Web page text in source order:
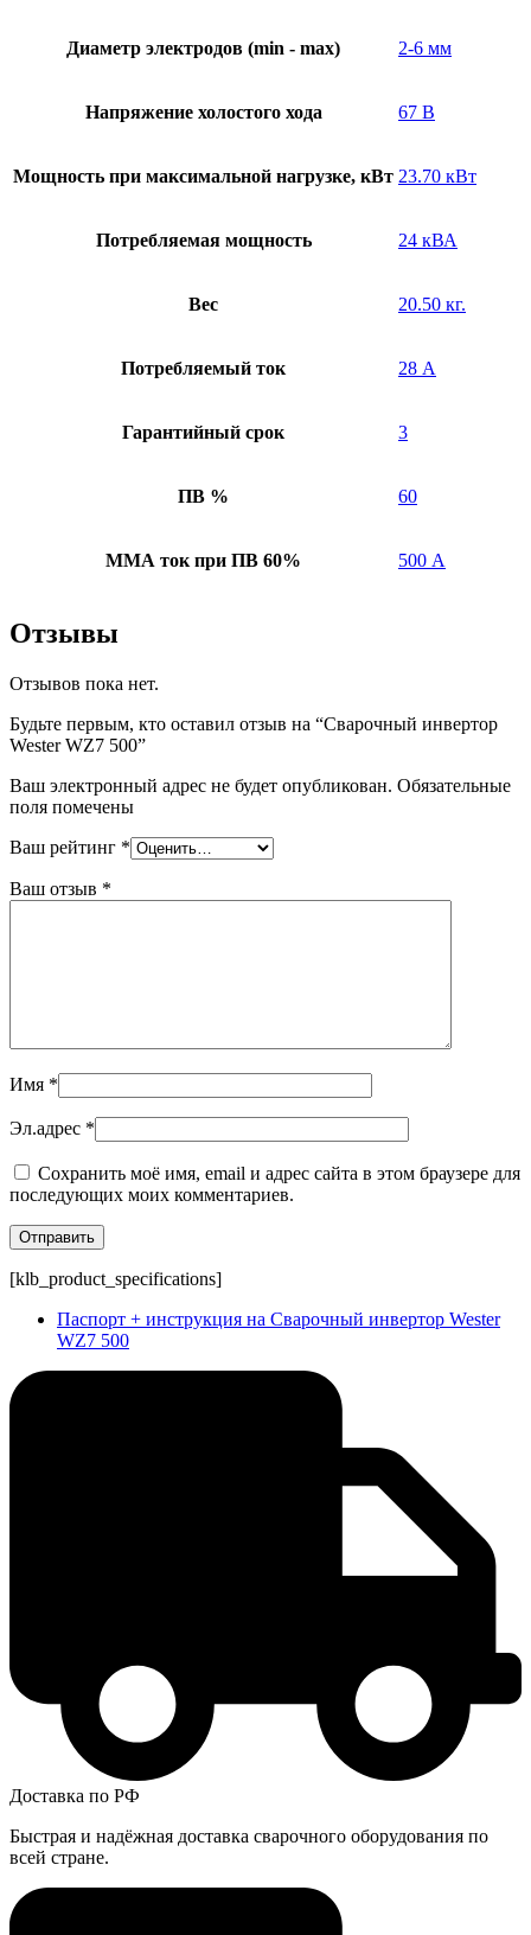
Диаметр электродов (min - max) 2-6 мм
Напряжение холостого хода 67 В
Мощность при максимальной нагрузке, кВт 23.70 кВт
Потребляемая мощность 24 кВА
Вес 20.50 кг.
Потребляемый ток 28 А
Гарантийный срок 3
ПВ % 60
ММА ток при ПВ 60% 500 А
Отзывы
Отзывов пока нет.
Будьте первым, кто оставил отзыв на “Сварочный инвертор
Wester WZ7 500”
Ваш электронный адрес не будет опубликован. Обязательные
поля помечены
Ваш рейтинг *
Ваш отзыв *
Имя *
Эл.адрес *
Сохранить моё имя, email и адрес сайта в этом браузере для
последующих моих комментариев.
[klb_product_specifications]
Паспорт + инструкция на Сварочный инвертор Wester
WZ7 500
Доставка по РФ
Быстрая и надёжная доставка сварочного оборудования по
всей стране.